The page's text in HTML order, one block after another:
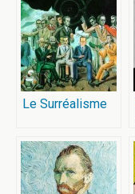
Le Surréalisme